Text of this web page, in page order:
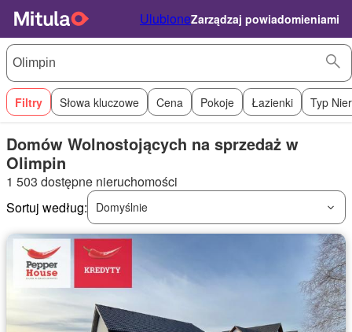
UlubioneZarządzaj powiadomieniami
Filtry Słowa kluczowe Cena Pokoje Łazienki Typ
Domów Wolnostojących na sprzedaż w
Olimpin
1 503 dostępne nieruchomości
Sortuj według:
Domyślnie